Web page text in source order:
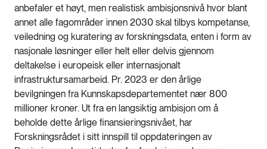
anbefaler et høyt, men realistisk ambisjonsnivå hvor blant
annet alle fagområder innen 2030 skal tilbys kompetanse,
veiledning og kuratering av forskningsdata, enten i form av
nasjonale løsninger eller helt eller delvis gjennom
deltakelse i europeisk eller internasjonalt
infrastruktursamarbeid. Pr. 2023 er den årlige
bevilgningen fra Kunnskapsdepartementet nær 800
millioner kroner. Ut fra en langsiktig ambisjon om å
beholde dette årlige finansieringsnivået, har
Forskningsrådet i sitt innspill til oppdateringen av